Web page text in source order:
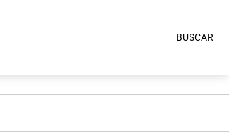
BUSCAR